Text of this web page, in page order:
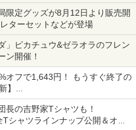
滅の刃」無限城編 第一章 猗
全生産限定版 [Blu-ray]
】ゼルダの伝説 ブレス
イルド Nintendo Switch 2 Ed
P-AAAAH NSW2 ゼルダノデ
ス オブ ザ ワイルド]
Tōkon: Fighting So
購入封入特典】ロビーのアイ
)
Switch2 専用 スリムハードポ
ース ハードケース ポーチ 収
衝撃 スイッチ2 キャリングケ
◇ALW-PU-001
ぽこ あ ポケモン エキスパン
（ダウンロード版）※3,200
でご利用可
/ アニメ
どんの国の金色毛鞠 第一巻/
VPXY-71489
限定グッズが8月12日より販売開
ターセットなどが登場
」ピカチュウ&ゼラオラのフレン
ン開催！
オフで1,643円！ もうすぐ終了の
】
神 絶景版」が67%オフで990円
長の吉野家Tシャツも！
Tシャツラインナップ公開＆オン